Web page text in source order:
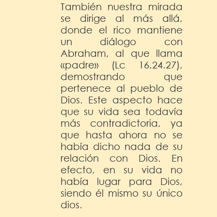
También nuestra mirada
se dirige al más allá,
donde el rico mantiene
un diálogo con
Abraham, al que llama
«padre» (Lc 16,24.27),
demostrando que
pertenece al pueblo de
Dios. Este aspecto hace
que su vida sea todavía
más contradictoria, ya
que hasta ahora no se
había dicho nada de su
relación con Dios. En
efecto, en su vida no
había lugar para Dios,
siendo él mismo su único
dios.